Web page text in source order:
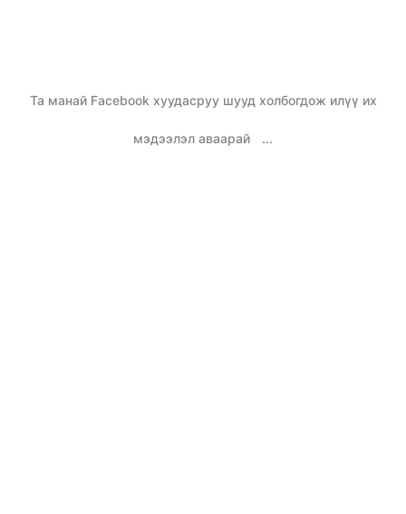
Та манай Facebook хуудасруу шууд холбогдож илүү их
мэдээлэл аваарай ...